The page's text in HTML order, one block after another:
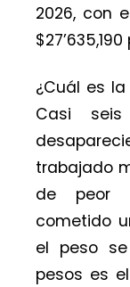
2026, con
¿Cuál es la
Casi
trabajado
de peor
cometido
el peso se
pesos es